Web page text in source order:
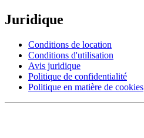
Juridique
Conditions de location
Conditions d'utilisation
Avis juridique
Politique de confidentialité
Politique en matière de cookies